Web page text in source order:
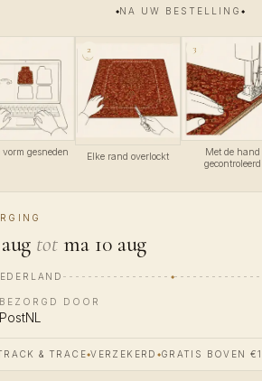
NA UW BESTELLING
vorm gesneden
2
Elke rand overlockt
3
Met de hand
gecontroleerd
tot ma 10 aug
BEZORGD DOOR
PostNL
& TRACE VERZEKERD GRATIS BOVEN